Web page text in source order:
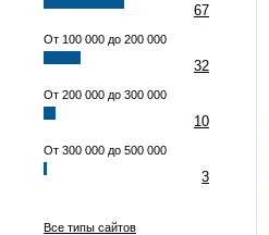
67
От 100 000 до 200 000
32
От 200 000 до 300 000
10
От 300 000 до 500 000
3
Все типы сайтов